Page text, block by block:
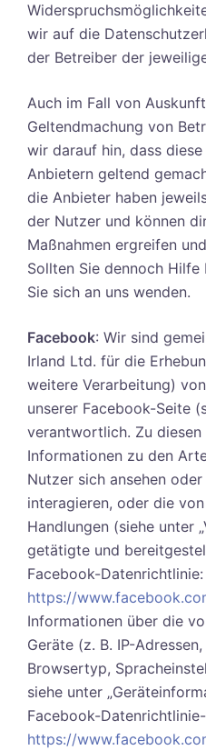
wir auf die
der Betreiber der
Auch im Fall von
Geltendmachung von
wir darauf hin, dass
Anbietern geltend
die Anbieter haben
der Nutzer und können
Maßnahmen ergreifen
Sollten Sie dennoch
Sie sich an uns wenden.
Facebook: Wir sind
Irland Ltd. für die
weitere Verarbeitung)
unserer Facebook-Seite
verantwortlich. Zu diesen
Informationen zu den
Nutzer sich ansehen
interagieren, oder die
Handlungen (siehe unter
getätigte und
Facebook-Datenrichtlinie:
https://
Informationen über die
Geräte (z. B. IP-
Browsertyp,
siehe unter
Facebook-
https://